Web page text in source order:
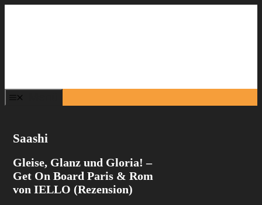
Saashi
Gleise, Glanz und Gloria! –
Get On Board Paris & Rom
von IELLO (Rezension)